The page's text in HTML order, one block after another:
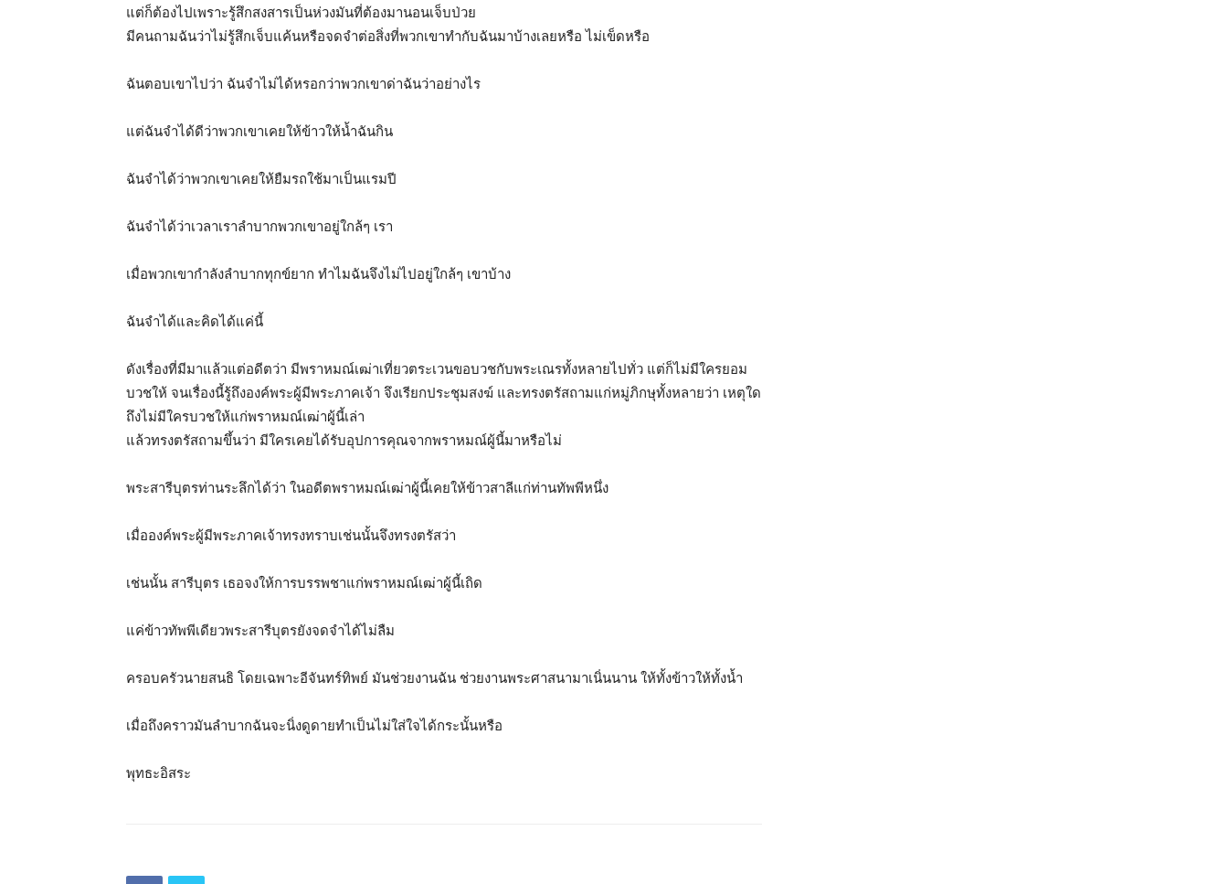
แต่ก็ต้องไปเพราะรู้สึกสงสารเป็นห่วงมันที่ต้องมานอนเจ็บป่วย
มีคนถามฉันว่าไม่รู้สึกเจ็บแค้นหรือจดจำต่อสิ่งที่พวกเขาทำกับฉันมาบ้างเลยหรือ ไม่เข็ดหรือ
ฉันตอบเขาไปว่า ฉันจำไม่ได้หรอกว่าพวกเขาด่าฉันว่าอย่างไร
แต่ฉันจำได้ดีว่าพวกเขาเคยให้ข้าวให้น้ำฉันกิน
ฉันจำได้ว่าพวกเขาเคยให้ยืมรถใช้มาเป็นแรมปี
ฉันจำได้ว่าเวลาเราลำบากพวกเขาอยู่ใกล้ๆ เรา
เมื่อพวกเขากำลังลำบากทุกข์ยาก ทำไมฉันจึงไม่ไปอยู่ใกล้ๆ เขาบ้าง
ฉันจำได้และคิดได้แค่นี้
ดังเรื่องที่มีมาแล้วแต่อดีตว่า มีพราหมณ์เฒ่าเที่ยวตระเวนขอบวชกับพระเณรทั้งหลายไปทั่ว แต่ก็ไม่มีใครยอม
บวชให้ จนเรื่องนี้รู้ถึงองค์พระผู้มีพระภาคเจ้า จึงเรียกประชุมสงฆ์ และทรงตรัสถามแก่หมู่ภิกษุทั้งหลายว่า เหตุใด
ถึงไม่มีใครบวชให้แก่พราหมณ์เฒ่าผู้นี้เล่า
แล้วทรงตรัสถามขึ้นว่า มีใครเคยได้รับอุปการคุณจากพราหมณ์ผู้นี้มาหรือไม่
พระสารีบุตรท่านระลึกได้ว่า ในอดีตพราหมณ์เฒ่าผู้นี้เคยให้ข้าวสาลีแก่ท่านทัพพีหนึ่ง
เมื่อองค์พระผู้มีพระภาคเจ้าทรงทราบเช่นนั้นจึงทรงตรัสว่า
เช่นนั้น สารีบุตร เธอจงให้การบรรพชาแก่พราหมณ์เฒ่าผู้นี้เถิด
แค่ข้าวทัพพีเดียวพระสารีบุตรยังจดจำได้ไม่ลืม
ครอบครัวนายสนธิ โดยเฉพาะอีจันทร์ทิพย์ มันช่วยงานฉัน ช่วยงานพระศาสนามาเนิ่นนาน ให้ทั้งข้าวให้ทั้งน้ำ
เมื่อถึงคราวมันลำบากฉันจะนิ่งดูดายทำเป็นไม่ใส่ใจได้กระนั้นหรือ
พุทธะอิสระ